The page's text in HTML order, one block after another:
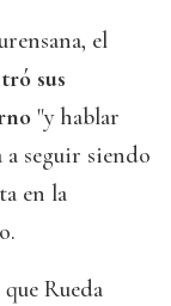
el
sus
"y hablar
a seguir siendo
en la
Rueda